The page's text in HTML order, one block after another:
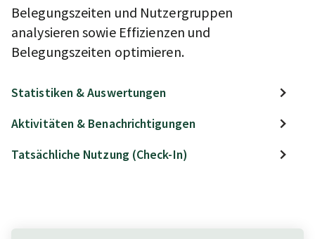
Belegungszeiten und Nutzergruppen
analysieren sowie Effizienzen und
Belegungszeiten optimieren.
Statistiken & Auswertungen
Aktivitäten & Benachrichtigungen
Tatsächliche Nutzung (Check-In)